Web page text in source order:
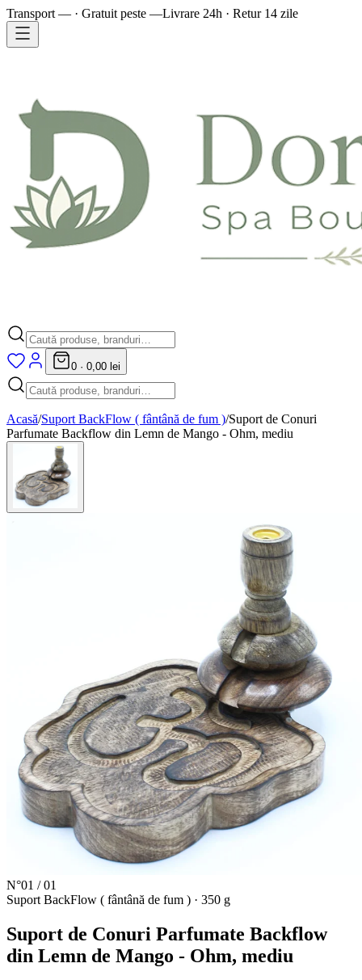
Transport — · Gratuit peste —Livrare 24h · Retur 14 zile
0 · 0,00 lei
Acasă/Suport BackFlow ( fântână de fum )/Suport de Conuri
Parfumate Backflow din Lemn de Mango - Ohm, mediu
N°01 /01
Suport BackFlow ( fântână de fum ) · 350 g
Suport de Conuri Parfumate Backflow
din Lemn de Mango - Ohm, mediu